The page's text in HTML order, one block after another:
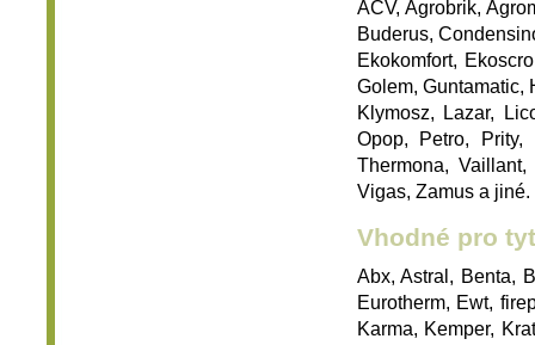
ACV, Agrobrik,
Buderus,
Ekokomfort,
Golem, Guntamatic,
Klymosz, Lazar,
Opop, Petro, Prity,
Thermona,
Vigas, Zamus a jiné.
Vhodné pro
Abx, Astral, Benta,
Eurotherm, Ewt,
Karma, Kemper,